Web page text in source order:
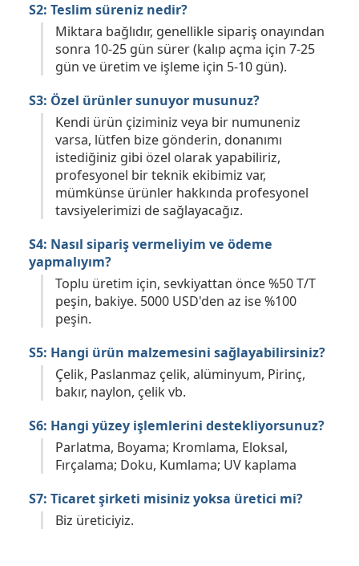
S2: Teslim süreniz nedir?
Miktara bağlıdır, genellikle sipariş onayından
sonra 10-25 gün sürer (kalıp açma için 7-25
gün ve üretim ve işleme için 5-10 gün).
S3: Özel ürünler sunuyor musunuz?
Kendi ürün çiziminiz veya bir numuneniz
varsa, lütfen bize gönderin, donanımı
istediğiniz gibi özel olarak yapabiliriz,
profesyonel bir teknik ekibimiz var,
mümkünse ürünler hakkında profesyonel
tavsiyelerimizi de sağlayacağız.
S4: Nasıl sipariş vermeliyim ve ödeme
yapmalıyım?
Toplu üretim için, sevkiyattan önce %50 T/T
peşin, bakiye. 5000 USD'den az ise %100
peşin.
S5: Hangi ürün malzemesini sağlayabilirsiniz?
Çelik, Paslanmaz çelik, alüminyum, Pirinç,
bakır, naylon, çelik vb.
S6: Hangi yüzey işlemlerini destekliyorsunuz?
Parlatma, Boyama; Kromlama, Eloksal,
Fırçalama; Doku, Kumlama; UV kaplama
S7: Ticaret şirketi misiniz yoksa üretici mi?
Biz üreticiyiz.